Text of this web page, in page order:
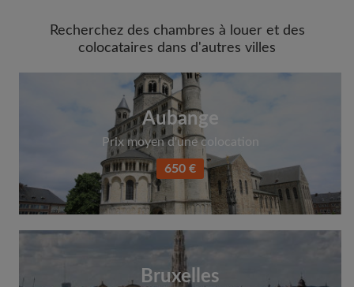
Faites vos demandes de visites
Faites part aux propriétaires et aux
Recherchez des chambres à louer et des
colocataires dans d'autres villes
Aubange
Prix moyen d'une colocation
650 €
Bruxelles